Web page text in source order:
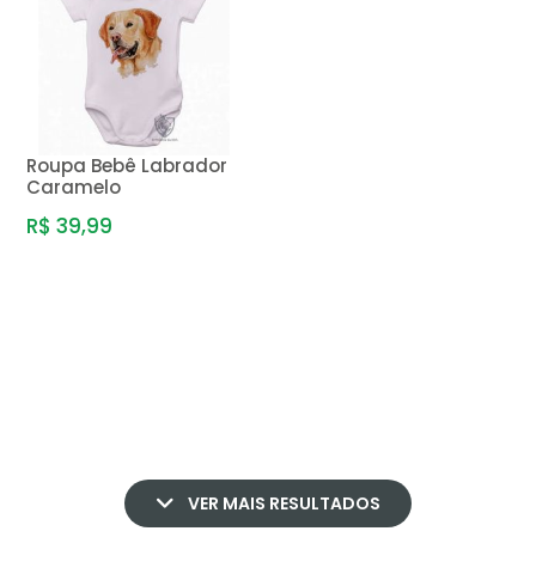
Roupa Bebê Labrador
Caramelo
R$ 39,99
VER MAIS RESULTADOS